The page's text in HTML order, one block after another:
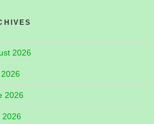
2026
2026
2026